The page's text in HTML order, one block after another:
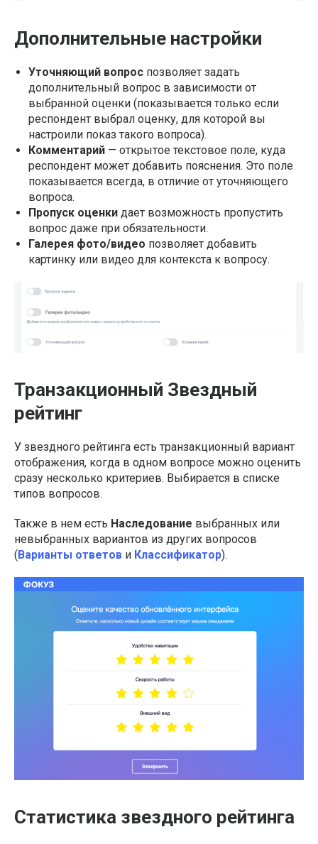
Дополнительные настройки
Уточняющий вопрос позволяет задать
дополнительный вопрос в зависимости от
выбранной оценки (показывается только если
респондент выбрал оценку, для которой вы
настроили показ такого вопроса).
Комментарий — открытое текстовое поле, куда
респондент может добавить пояснения. Это поле
показывается всегда, в отличие от уточняющего
вопроса.
Пропуск оценки дает возможность пропустить
вопрос даже при обязательности.
Галерея фото/видео позволяет добавить
картинку или видео для контекста к вопросу.
Транзакционный Звездный
рейтинг
У звездного рейтинга есть транзакционный вариант
отображения, когда в одном вопросе можно оценить
сразу несколько критериев. Выбирается в списке
типов вопросов.
Также в нем есть Наследование выбранных или
невыбранных вариантов из других вопросов
( Варианты ответов и Классификатор).
Статистика звездного рейтинга